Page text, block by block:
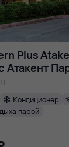
Plus
Атакент
Кондиционер
парой